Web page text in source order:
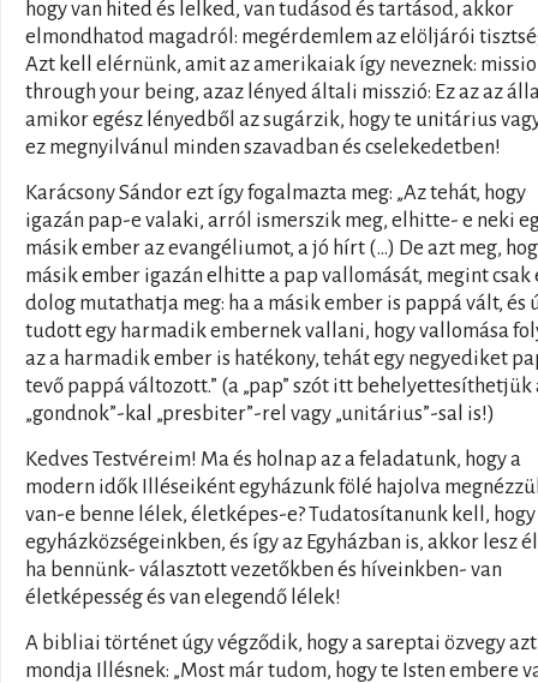
hogy van hited és lelked, van tudásod és tartásod, akkor
elmondhatod magadról: megérdemlem az elöljárói
Azt kell elérnünk, amit az amerikaiak így neveznek:
through your being, azaz lényed általi misszió: Ez az az
amikor egész lényedből az sugárzik, hogy te unitárius
ez megnyilvánul minden szavadban és cselekedetben!
Karácsony Sándor ezt így fogalmazta meg: „Az tehát, hogy
igazán pap-e valaki, arról ismerszik meg, elhitte- e neki
másik ember az evangéliumot, a jó hírt (…) De azt meg,
másik ember igazán elhitte a pap vallomását, megint csak
dolog mutathatja meg: ha a másik ember is pappá vált, és
tudott egy harmadik embernek vallani, hogy vallomása
az a harmadik ember is hatékony, tehát egy negyediket
tevő pappá változott.” (a „pap” szót itt behelyettesíthetjük
„gondnok”-kal „presbiter”-rel vagy „unitárius”-sal is!)
Kedves Testvéreim! Ma és holnap az a feladatunk, hogy a
modern idők Illéseiként egyházunk fölé hajolva
van-e benne lélek, életképes-e? Tudatosítanunk kell, hogy
egyházközségeinkben, és így az Egyházban is, akkor lesz
ha bennünk- választott vezetőkben és híveinkben- van
életképesség és van elegendő lélek!
A bibliai történet úgy végződik, hogy a sareptai özvegy azt
mondja Illésnek: „Most már tudom, hogy te Isten embere